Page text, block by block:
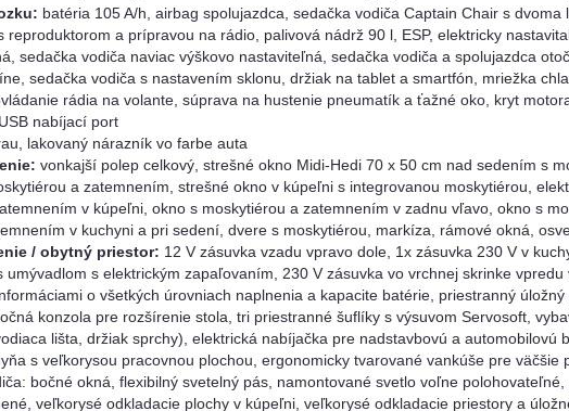
batéria 105 A/h, airbag spolujazdca, sedačka vodiča Captain Chair s
reproduktorom a prípravou na rádio, palivová nádrž 90 l, ESP, elektricky
sedačka vodiča naviac výškovo nastaviteľná, sedačka vodiča a spolujazdca
sedačka vodiča s nastavením sklonu, držiak na tablet a smartfón, mriežka
rádia na volante, súprava na hustenie pneumatík a ťažné oko, kryt
nabíjací port
lakovaný nárazník vo farbe auta
vonkajší polep celkový, strešné okno Midi-Hedi 70 x 50 cm nad sedením s
a zatemnením, strešné okno v kúpeľni s integrovanou moskytiérou,
v kúpeľni, okno s moskytiérou a zatemnením v zadnu vľavo, okno s
v kuchyni a pri sedení, dvere s moskytiérou, markíza, rámové okná,
/ obytný priestor: 12 V zásuvka vzadu vpravo dole, 1x zásuvka 230 V v
umývadlom s elektrickým zapaľovaním, 230 V zásuvka vo vrchnej skrinke
o všetkých úrovniach naplnenia a kapacite batérie, priestranný
konzola pre rozšírenie stola, tri priestranné šuflíky s výsuvom Servosoft,
lišta, držiak sprchy), elektrická nabíjačka pre nadstavbovú a automobilovú
s veľkorysou pracovnou plochou, ergonomicky tvarované vankúše pre väčšie
bočné okná, flexibilný svetelný pás, namontované svetlo voľne
veľkorysé odkladacie plochy v kúpeľni, veľkorysé odkladacie priestory a